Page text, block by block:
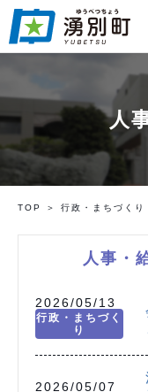
人
TOP 行政・まちづくり
人事・
2026/05/13
行政・まちづく
り
2026/05/07